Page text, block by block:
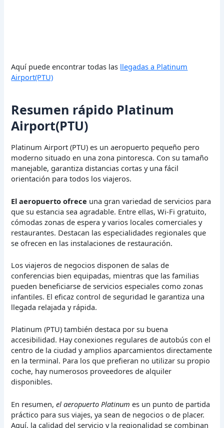
Aquí puede encontrar todas las llegadas a Platinum
Airport(PTU)
Resumen rápido Platinum
Airport(PTU)
Platinum Airport (PTU) es un aeropuerto pequeño pero
moderno situado en una zona pintoresca. Con su tamaño
manejable, garantiza distancias cortas y una fácil
orientación para todos los viajeros.
El aeropuerto ofrece una gran variedad de servicios para
que su estancia sea agradable. Entre ellas, Wi-Fi gratuito,
cómodas zonas de espera y varios locales comerciales y
restaurantes. Destacan las especialidades regionales que
se ofrecen en las instalaciones de restauración.
Los viajeros de negocios disponen de salas de
conferencias bien equipadas, mientras que las familias
pueden beneficiarse de servicios especiales como zonas
infantiles. El eficaz control de seguridad le garantiza una
llegada relajada y rápida.
Platinum (PTU) también destaca por su buena
accesibilidad. Hay conexiones regulares de autobús con el
centro de la ciudad y amplios aparcamientos directamente
en la terminal. Para los que prefieran no utilizar su propio
coche, hay numerosos proveedores de alquiler
disponibles.
En resumen,el aeropuerto Platinum es un punto de partida
práctico para sus viajes, ya sean de negocios o de placer.
Aquí, la calidad del servicio y la regionalidad se combinan